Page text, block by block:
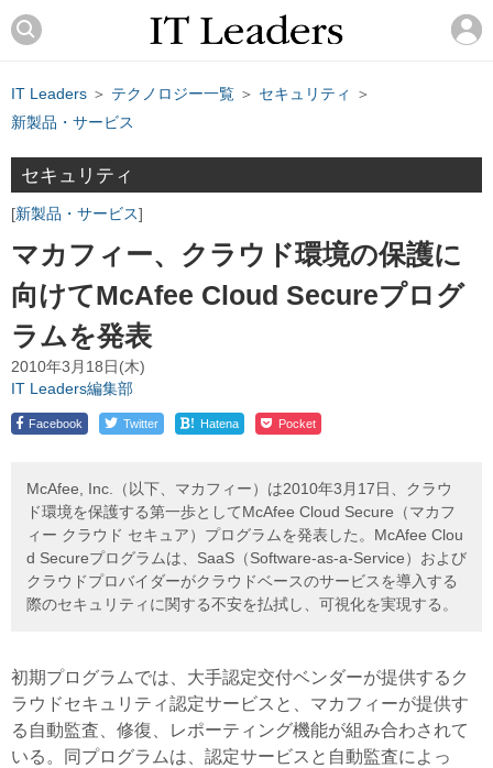
IT Leaders ＞ テクノロジー一覧 ＞ セキュリティ
＞
新製品・サービス
セキュリティ
新製品・サービス
マカフィー、クラウド環境の保護に
向けてMcAfee Cloud Secureプログ
ラムを発表
2010年3月18日(木)
IT Leaders編集部
Facebook Twitter ! Hatena Pocket
McAfee, Inc.（以下、マカフィー）は2010年3月17日、クラウ
ド環境を保護する第一歩としてMcAfee Cloud Secure（マカフ
ィー クラウド セキュア）プログラムを発表した。McAfee Clou
d Secureプログラムは、SaaS（Software-as-a-Service）および
クラウドプロバイダーがクラウドベースのサービスを導入する
際のセキュリティに関する不安を払拭し、可視化を実現する。
初期プログラムでは、大手認定交付ベンダーが提供するク
ラウドセキュリティ認定サービスと、マカフィーが提供す
る自動監査、修復、レポーティング機能が組み合わされて
いる。同プログラムは、認定サービスと自動監査によっ